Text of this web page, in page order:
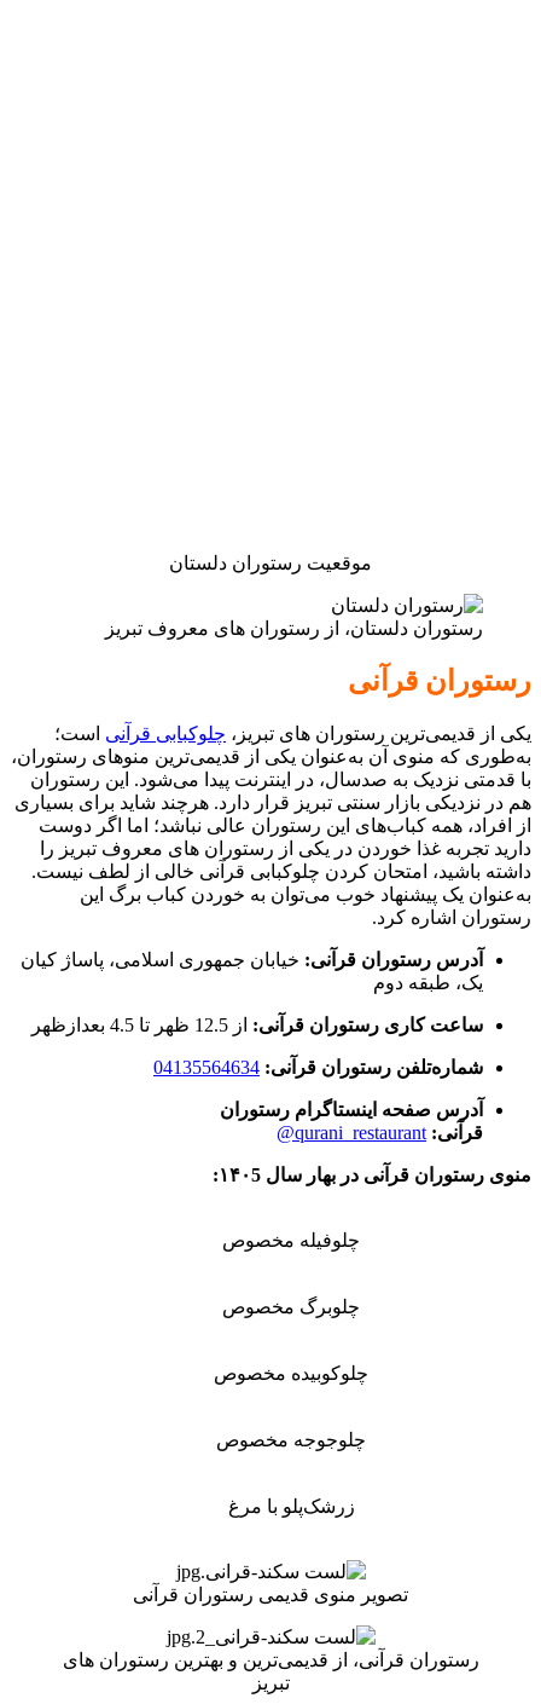
موقعیت رستوران دلستان
رستوران دلستان، از رستوران های معروف تبریز
رستوران قرآنی
یکی از قدیمی‌ترین رستوران های تبریز، چلوکبابی قرآنی است؛
به‌طوری که منوی آن به‌عنوان یکی از قدیمی‌ترین منوهای رستوران،
با قدمتی نزدیک به صدسال، در اینترنت پیدا می‌شود. این رستوران
هم در نزدیکی بازار سنتی تبریز قرار دارد. هرچند شاید برای بسیاری
از افراد، همه کباب‌های این رستوران عالی نباشد؛ اما اگر دوست
دارید تجربه غذا خوردن در یکی از رستوران های معروف تبریز را
داشته باشید، امتحان کردن چلوکبابی قرآنی خالی از لطف نیست.
به‌عنوان یک پیشنهاد خوب می‌توان به خوردن کباب برگ این
رستوران اشاره کرد.
آدرس رستوران قرآنی: خيابان جمهوری اسلامی، پاساژ کیان
یک، طبقه دوم
ساعت کاری رستوران قرآنی: از 12.5 ظهر تا 4.5 بعدازظهر
شماره‌تلفن رستوران قرآنی: 04135564634
آدرس صفحه اینستاگرام رستوران
قرآنی: qurani_restaurant@
منوی رستوران قرآنی در بهار سال ۱۴۰5:
چلوفیله مخصوص
چلوبرگ مخصوص
چلوکوبیده مخصوص
چلوجوجه مخصوص
زرشک‌پلو با مرغ
تصویر منوی قدیمی رستوران قرآنی
رستوران قرآنی، از قدیمی‌ترین و بهترین رستوران های
تبریز